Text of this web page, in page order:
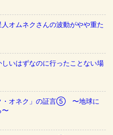
オムネクさんの波動がやや重た
いはずなのに行ったことない場
・オネク」の証言⑤ 〜地球に
〜